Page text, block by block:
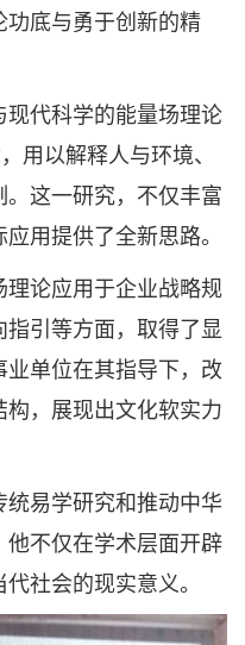
底与勇于创新的精
代科学的能量场理论
用以解释人与环境、
这一研究，不仅丰富
用提供了全新思路。
论应用于企业战略规
引等方面，取得了显
单位在其指导下，改
，展现出文化软实力
易学研究和推动中华
不仅在学术层面开辟
社会的现实意义。